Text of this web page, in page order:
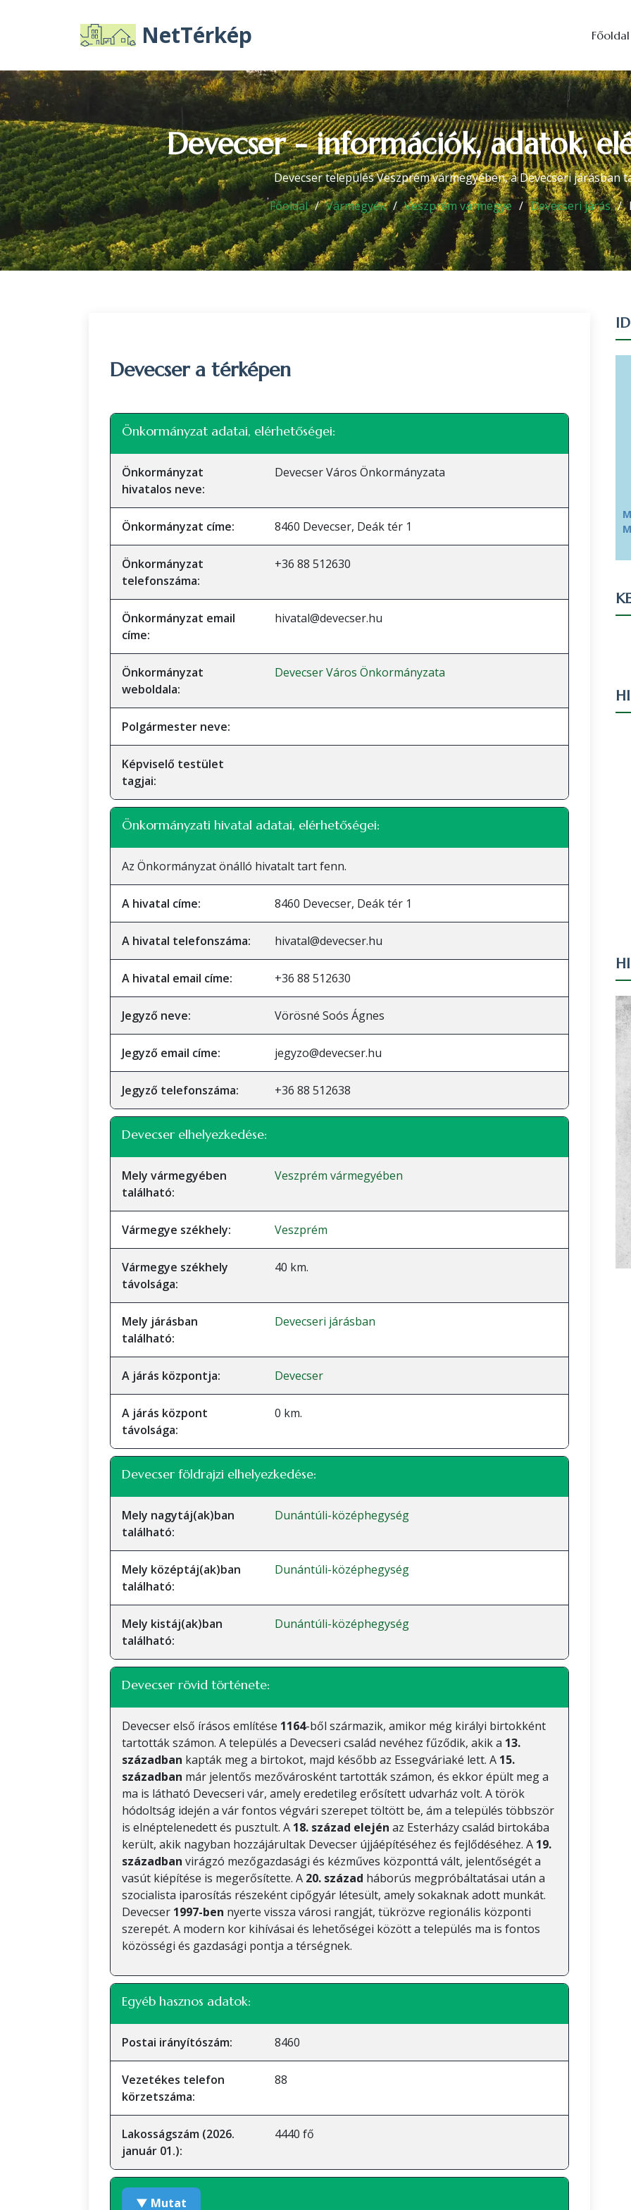
NetTérkép Főoldal
Devecser - információk, adatok,
Devecser település Veszprém vármegyében, a Devecseri járásban
Főoldal
Vármegyék Veszprém vármegye Devecseri járás
Devecser a térképen
+
Önkormányzat adatai, elérhetőségei:
Önkormányzat
hivatalos neve:
Devecser Város Önkormányzata
Önkormányzat címe: 8460 Devecser, Deák tér 1
Önkormányzat
telefonszáma:
+36 88 512630
Önkormányzat email
címe:
hivatal@devecser.hu
Önkormányzat
weboldala:
Devecser Város Önkormányzata
Polgármester neve:
Képviselő testület
tagjai:
Önkormányzati hivatal adatai, elérhetőségei:
Az Önkormányzat önálló hivatalt tart fenn.
A hivatal címe: 8460 Devecser, Deák tér 1
A hivatal telefonszáma: hivatal@devecser.hu
A hivatal email címe: +36 88 512630
Jegyző neve: Vörösné Soós Ágnes
Jegyző email címe: jegyzo@devecser.hu
Jegyző telefonszáma: +36 88 512638
Devecser elhelyezkedése:
Mely vármegyében
található:
Veszprém vármegyében
Vármegye székhely: Veszprém
Vármegye székhely
távolsága:
40 km.
Mely járásban
található:
Devecseri járásban
A járás központja: Devecser
A járás központ
távolsága:
0 km.
Devecser földrajzi elhelyezkedése:
Mely nagytáj(ak)ban
található:
Dunántúli-középhegység
Mely középtáj(ak)ban
található:
Dunántúli-középhegység
Mely kistáj(ak)ban
található:
Dunántúli-középhegység
Devecser rövid története:
Devecser első írásos említése 1164-ből származik, amikor még királyi birtokként
tartották számon. A település a Devecseri család nevéhez fűződik, akik a 13.
században kapták meg a birtokot, majd később az Essegváriaké lett. A 15.
században már jelentős mezővárosként tartották számon, és ekkor épült meg a
ma is látható Devecseri vár, amely eredetileg erősített udvarház volt. A török
hódoltság idején a vár fontos végvári szerepet töltött be, ám a település többször
is elnéptelenedett és pusztult. A 18. század elején az Esterházy család birtokába
került, akik nagyban hozzájárultak Devecser újjáépítéséhez és fejlődéséhez. A 19.
században virágzó mezőgazdasági és kézműves központtá vált, jelentőségét a
vasút kiépítése is megerősítette. A 20. század háborús megpróbáltatásai után a
szocialista iparosítás részeként cipőgyár létesült, amely sokaknak adott munkát.
Devecser 1997-ben nyerte vissza városi rangját, tükrözve regionális központi
szerepét. A modern kor kihívásai és lehetőségei között a település ma is fontos
közösségi és gazdasági pontja a térségnek.
Egyéb hasznos adatok:
Postai irányítószám: 8460
Vezetékes telefon
körzetszáma:
88
Lakosságszám (2026.
január 01.):
4440 fő
▼ Mutat